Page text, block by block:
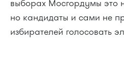
выборах Мосгордумы это
но кандидаты и сами не
избирателей голосовать